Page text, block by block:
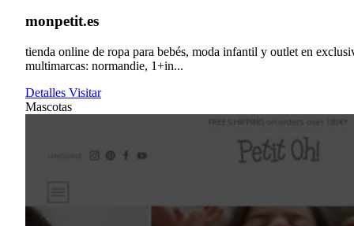
monpetit.es
tienda online de ropa para bebés, moda infantil y outlet en
multimarcas: normandie, 1+in...
Detalles Visitar
Mascotas